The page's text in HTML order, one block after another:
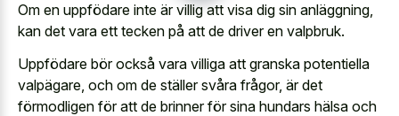
Om en uppfödare inte är villig att visa dig sin anläggning,
kan det vara ett tecken på att de driver en valpbruk.
Uppfödare bör också vara villiga att granska potentiella
valpägare, och om de ställer svåra frågor, är det
förmodligen för att de brinner för sina hundars hälsa och